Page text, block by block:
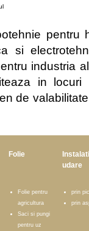
pentru
si
industria
in locuri
de
Folie
Folie pentru
agricultura
Saci si pungi
pentru uz
udare
prin
prin